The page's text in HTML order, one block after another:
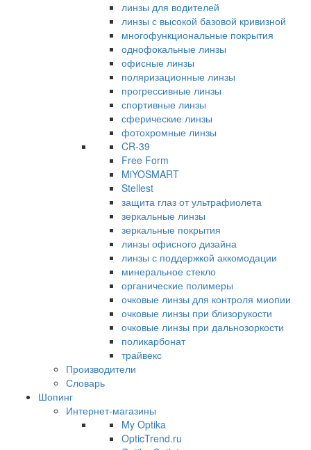
линзы для водителей
линзы с высокой базовой кривизной
многофункциональные покрытия
однофокальные линзы
офисные линзы
поляризационные линзы
прогрессивные линзы
спортивные линзы
сферические линзы
фотохромные линзы
CR-39
Free Form
MiYOSMART
Stellest
защита глаз от ультрафиолета
зеркальные линзы
зеркальные покрытия
линзы офисного дизайна
линзы с поддержкой аккомодации
минеральное стекло
органические полимеры
очковые линзы для контроля миопии
очковые линзы при близорукости
очковые линзы при дальнозоркости
поликарбонат
трайвекс
Производители
Словарь
Шопинг
Интернет-магазины
My Optika
OpticTrend.ru